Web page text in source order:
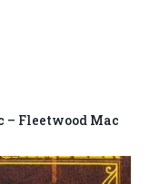
– Fleetwood Mac